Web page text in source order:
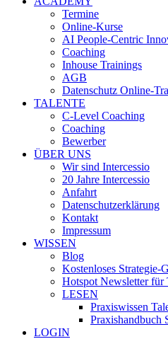
Termine
Online-Kurse
AI People-Centric
Coaching
Inhouse Trainings
AGB
Datenschutz Online-
TALENTE
C-Level Coaching
Coaching
Bewerber
ÜBER UNS
Wir sind Intercessio
20 Jahre Intercessio
Anfahrt
Datenschutzerklärung
Kontakt
Impressum
WISSEN
Blog
Kostenloses Strategie-
Hotspot Newsletter für
LESEN
Praxiswissen
Praxishandbuch
LOGIN